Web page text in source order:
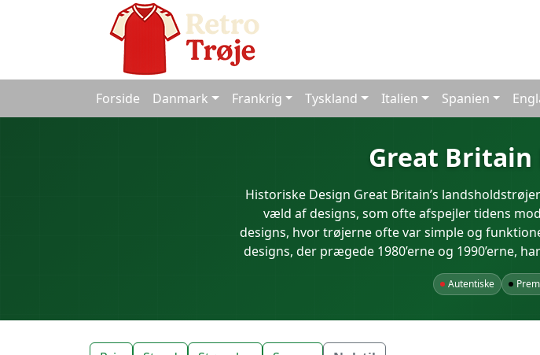
Forside Danmark Frankrig Tyskland Italien Spanien
Great Britain
Historiske Design Great Britain’s
væld af designs, som ofte afspejler tidens
designs, hvor trøjerne ofte var simple og
designs, der prægede 1980’erne og 1990’erne,
Autentiske